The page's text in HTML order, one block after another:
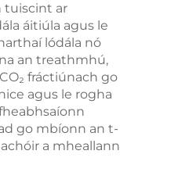
tuiscint ar
áitiúla agus le
lódála nó
an treathmhú,
fráctiúnach go
agus le rogha
go mbíonn an t-
a mheallann